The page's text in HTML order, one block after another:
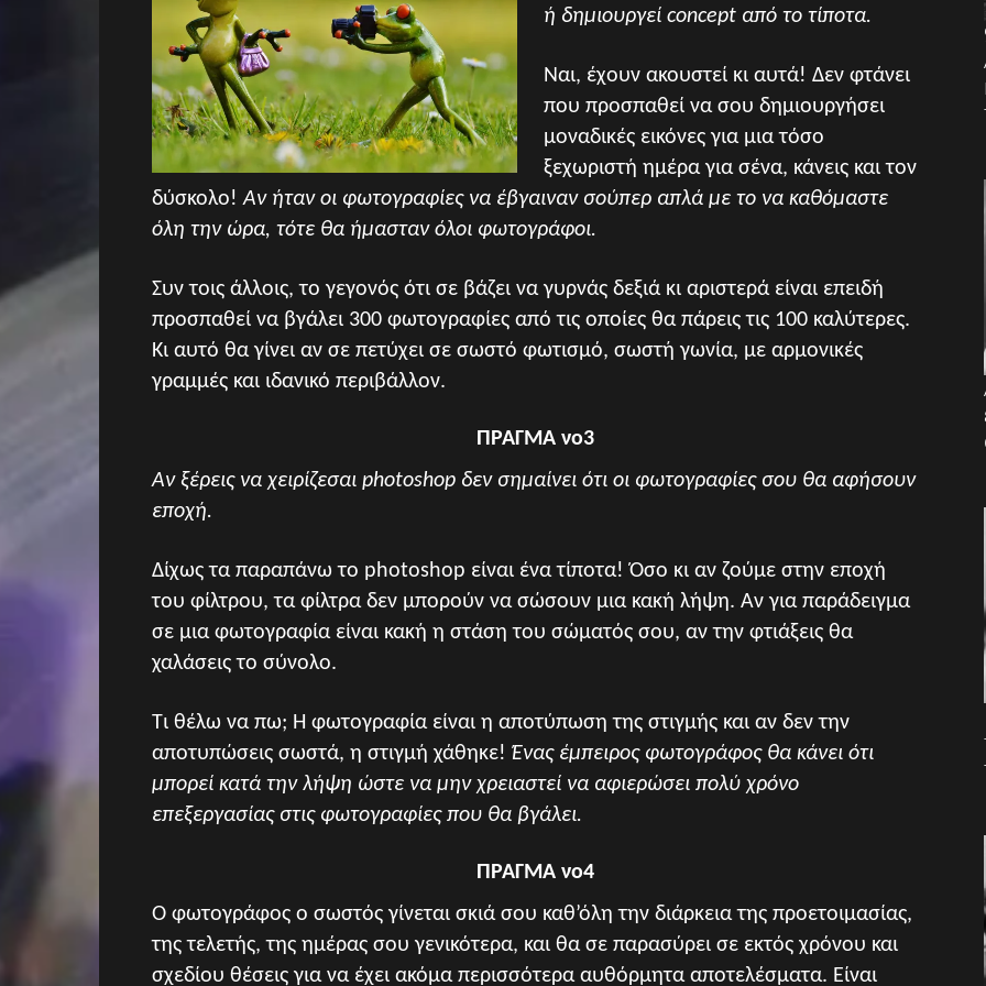
ή δημιουργεί concept από το τίποτα.
Ναι, έχουν ακουστεί κι αυτά! Δεν φτάνει
που προσπαθεί να σου δημιουργήσει
μοναδικές εικόνες για μια τόσο
ξεχωριστή ημέρα για σένα, κάνεις και τον
δύσκολο!Αν ήταν οι φωτογραφίες να έβγαιναν σούπερ απλά με το να καθόμαστε
όλη την ώρα, τότε θα ήμασταν όλοι φωτογράφοι.
Συν τοις άλλοις, το γεγονός ότι σε βάζει να γυρνάς δεξιά κι αριστερά είναι επειδή
προσπαθεί να βγάλει 300 φωτογραφίες από τις οποίες θα πάρεις τις 100 καλύτερες.
Κι αυτό θα γίνει αν σε πετύχει σε σωστό φωτισμό, σωστή γωνία, με αρμονικές
γραμμές και ιδανικό περιβάλλον.
ΠΡΑΓΜΑ νο3
Αν ξέρεις να χειρίζεσαι photoshop δεν σημαίνει ότι οι φωτογραφίες σου θα αφήσουν
εποχή.
Δίχως τα παραπάνω το photoshop είναι ένα τίποτα! Όσο κι αν ζούμε στην εποχή
του φίλτρου, τα φίλτρα δεν μπορούν να σώσουν μια κακή λήψη. Αν για παράδειγμα
σε μια φωτογραφία είναι κακή η στάση του σώματός σου, αν την φτιάξεις θα
χαλάσεις το σύνολο.
Τι θέλω να πω; Η φωτογραφία είναι η αποτύπωση της στιγμής και αν δεν την
αποτυπώσεις σωστά, η στιγμή χάθηκε! Ένας έμπειρος φωτογράφος θα κάνει ότι
μπορεί κατά την λήψη ώστε να μην χρειαστεί να αφιερώσει πολύ χρόνο
επεξεργασίας στις φωτογραφίες που θα βγάλει.
ΠΡΑΓΜΑ νο4
Ο φωτογράφος ο σωστός γίνεται σκιά σου καθ’όλη την διάρκεια της προετοιμασίας,
της τελετής, της ημέρας σου γενικότερα, και θα σε παρασύρει σε εκτός χρόνου και
σχεδίου θέσεις για να έχει ακόμα περισσότερα αυθόρμητα αποτελέσματα. Είναι